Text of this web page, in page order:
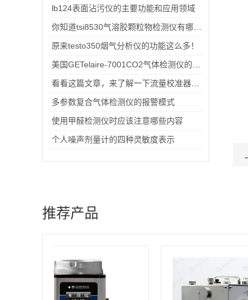
lb124表面沾污仪的主要功能和应用领域
原来testo350烟气分析仪的功能这么多！
多参数复合气体检测仪的报警模式
使用甲醛检测仪时应该注意哪些内容
个人噪声剂量计的四种灵敏度表示
推荐产品